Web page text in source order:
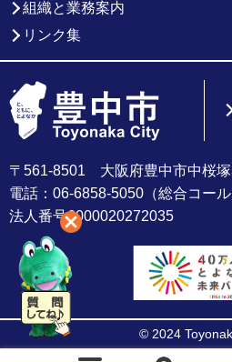
組織と業務案内
リンク集
〒561-8501 大阪府豊中市中桜
電話：06-6858-5050（総合コール
法人番号6000020272035
© 2024